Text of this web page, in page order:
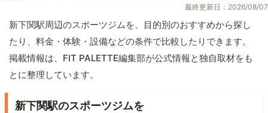
最終更新日：2026/08/07
新下関駅周辺のスポーツジムを、目的別のおすすめから探し
たり、料金・体験・設備などの条件で比較したりできます。
掲載情報は、FIT PALETTE編集部が公式情報と独自取材をも
とに整理しています。
新下関駅のスポーツジムを